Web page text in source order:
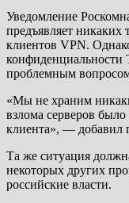
Уведомление
предъявляет никаких
клиентов VPN.
конфиденциальности
проблемным
«Мы не храним
взлома серверов
клиента», — добавил
Та же ситуация
некоторых других
российские власти.